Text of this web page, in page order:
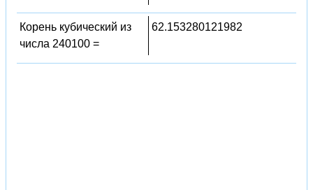
Корень кубический из
числа 240100 =
62.153280121982